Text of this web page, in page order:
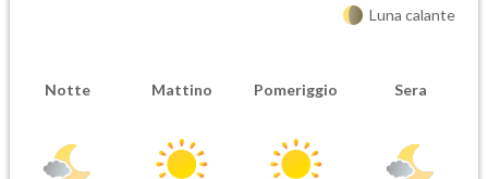
Luna calante
Notte Mattino Pomeriggio Sera